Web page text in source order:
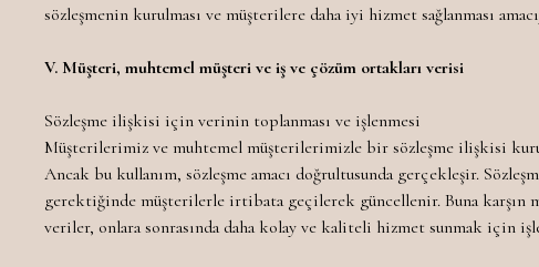
sözleşmenin kurulması ve müşterilere daha iyi hizmet sağlanması
V. Müşteri, muhtemel müşteri ve iş ve çözüm ortakları verisi
Sözleşme ilişkisi için verinin toplanması ve işlenmesi
Müşterilerimiz ve muhtemel müşterilerimizle bir sözleşme ilişkisi
Ancak bu kullanım, sözleşme amacı doğrultusunda gerçekleşir.
gerektiğinde müşterilerle irtibata geçilerek güncellenir. Buna karşın
veriler, onlara sonrasında daha kolay ve kaliteli hizmet sunmak için